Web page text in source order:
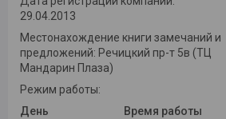
29.04.2013
Местонахождение книги замечаний и
предложений: Речицкий пр-т 5в (ТЦ
Мандарин Плаза)
Режим работы:
День
Время работы